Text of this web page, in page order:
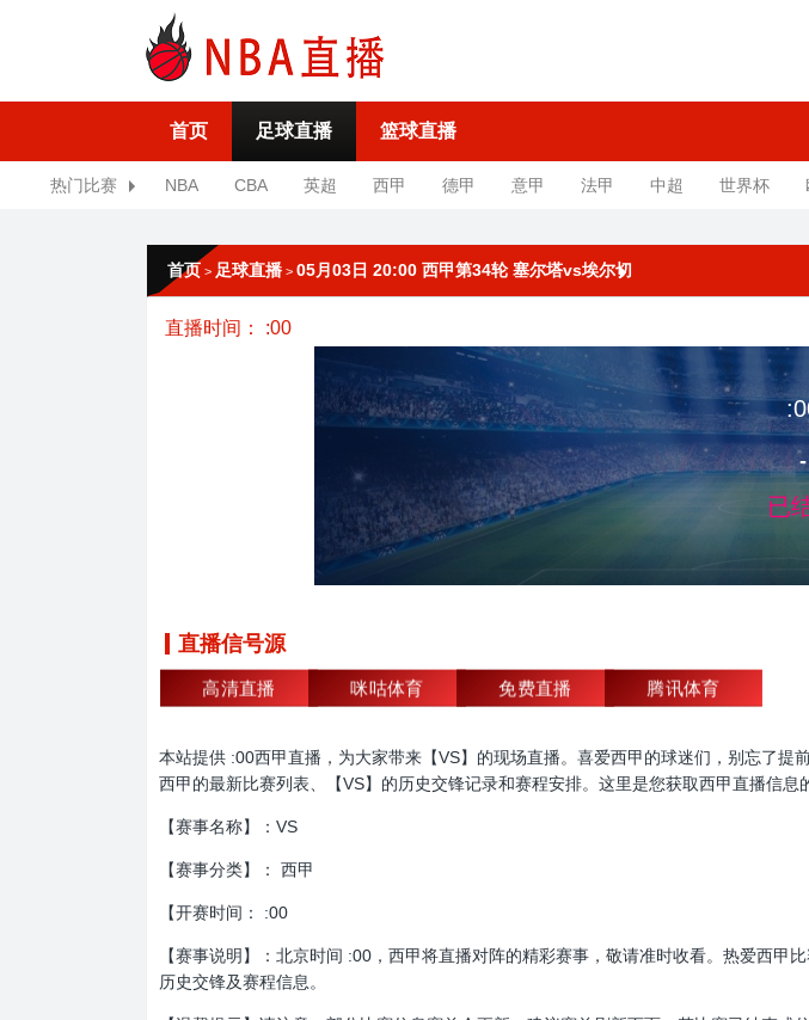
首页 足球直播 篮球直播
热门比赛 NBA CBA 英超 西甲 德甲 意甲 法甲 中超 世界杯
首页 > 足球直播 > 05月03日 20:00 西甲第34轮 塞尔塔vs埃尔切
直播时间： :00
-
已
直播信号源
高清直播 咪咕体育 免费直播 腾讯体育
本站提供 :00西甲直播，为大家带来【VS】的现场直播。喜爱西甲的球迷们，别忘了
西甲的最新比赛列表、【VS】的历史交锋记录和赛程安排。这里是您获取西甲直播信息
【赛事名称】：VS
【赛事分类】： 西甲
【开赛时间： :00
【赛事说明】：北京时间 :00，西甲将直播对阵的精彩赛事，敬请准时收看。热爱西甲
历史交锋及赛程信息。